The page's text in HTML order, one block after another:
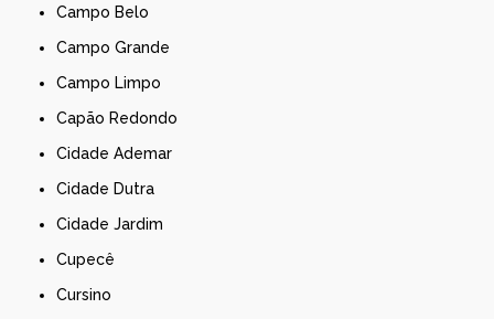
Campo Belo
Campo Grande
Campo Limpo
Capão Redondo
Cidade Ademar
Cidade Dutra
Cidade Jardim
Cupecê
Cursino